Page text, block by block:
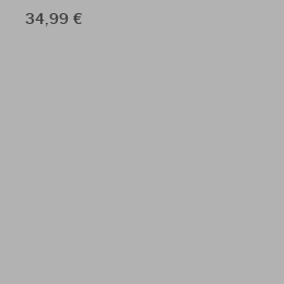
34,99 €